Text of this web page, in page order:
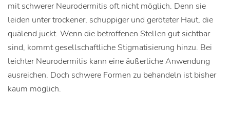
mit schwerer Neurodermitis oft nicht möglich. Denn sie
leiden unter trockener, schuppiger und geröteter Haut, die
quälend juckt. Wenn die betroffenen Stellen gut sichtbar
sind, kommt gesellschaftliche Stigmatisierung hinzu. Bei
leichter Neurodermitis kann eine äußerliche Anwendung
ausreichen. Doch schwere Formen zu behandeln ist bisher
kaum möglich.